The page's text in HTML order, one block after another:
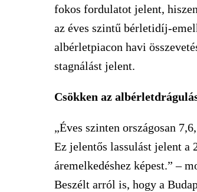
fokos fordulatot jelent,
az éves szintű bérletidíj-
albérletpiacon havi
stagnálást jelent.
Csökken az
„Éves szinten országosan
Ez jelentős lassulást jelent a
áremelkedéshez képest.” –
Beszélt arról is, hogy a